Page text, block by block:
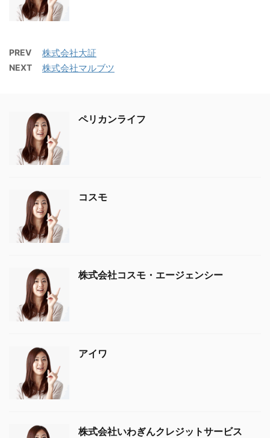
PREV 株式会社大証
NEXT 株式会社マルブツ
ペリカンライフ
コスモ
株式会社コスモ・エージェンシー
アイワ
株式会社いわぎんクレジットサービス